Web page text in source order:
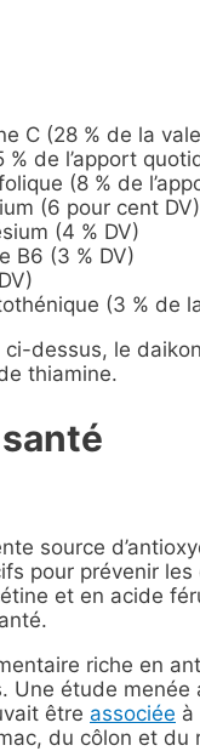
C (28 % de la
de l’apport
(8 % de
(6 pour cent DV)
(4 % DV)
B6 (3 % DV)
(3 % de
dessus, le
thiamine.
source
pour prévenir
et en acide
riche en
étude
être associée à
du côlon et du